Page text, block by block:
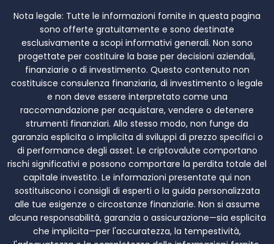
Nota legale: Tutte le informazioni fornite in questa pagina
sono offerte gratuitamente e sono destinate
esclusivamente a scopi informativi generali. Non sono
progettate per costituire la base per decisioni aziendali,
finanziarie o di investimento. Questo contenuto non
costituisce consulenza finanziaria, di investimento o legale
e non deve essere interpretato come una
raccomandazione per acquistare, vendere o detenere
strumenti finanziari. Allo stesso modo, non funge da
garanzia esplicita o implicita di sviluppi di prezzo specifici o
di performance degli asset. Le criptovalute comportano
rischi significativi e possono comportare la perdita totale del
capitale investito. Le informazioni presentate qui non
sostituiscono i consigli di esperti o la guida personalizzata
alle tue esigenze o circostanze finanziarie. Non si assume
alcuna responsabilità, garanzia o assicurazione—sia esplicita
che implicita—per l'accuratezza, la tempestività,